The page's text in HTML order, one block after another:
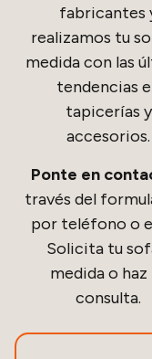
fabricantes
realizamos tu
medida con las
tendencias
tapicerías y
accesorios.
Ponte en
través del
por teléfono o
Solicita tu
medida o
consulta.